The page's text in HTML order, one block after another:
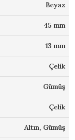
Beyaz
45 mm
13 mm
Çelik
Gümüş
Çelik
Altın, Gümüş